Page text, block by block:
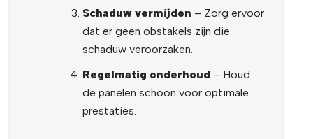
Schaduw vermijden – Zorg ervoor
dat er geen obstakels zijn die
schaduw veroorzaken.
Regelmatig onderhoud – Houd
de panelen schoon voor optimale
prestaties.